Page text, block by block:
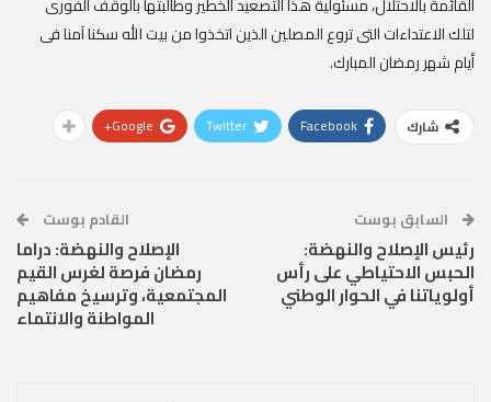
لتلك الاعتداءات التى تروع المصلين الذين اتخذوا من بيت الله سكنا آمنا فى
أيام شهر رمضان المبارك.
شارك Facebook
Twitter
Google+
السابق بوست
رئيس الإصلاح والنهضة:
الحبس الاحتياطي على رأس
أولوياتنا في الحوار الوطني
القادم بوست
الإصلاح والنهضة: دراما
رمضان فرصة لغرس القيم
المجتمعية، وترسيخ مفاهيم
المواطنة والانتماء